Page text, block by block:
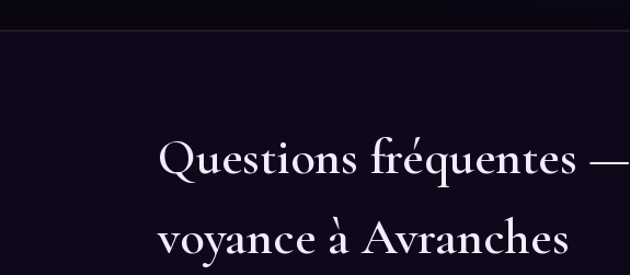
Questions fréquentes —
voyance à Avranches